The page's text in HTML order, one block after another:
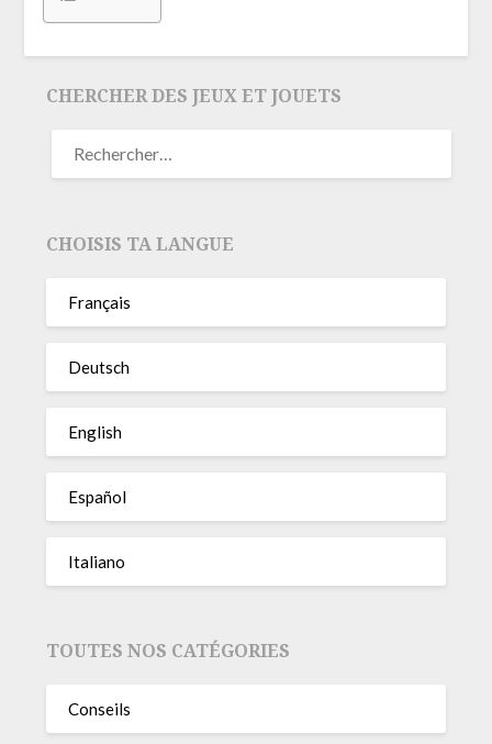
CHERCHER DES JEUX ET JOUETS
CHOISIS TA LANGUE
Français
Deutsch
English
Español
Italiano
TOUTES NOS CATÉGORIES
Conseils